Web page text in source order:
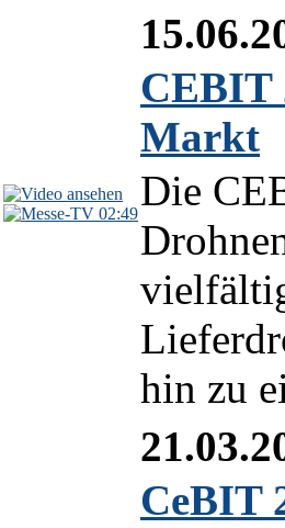
02:49
CEBIT
Markt
Die
hin zu
CeBIT